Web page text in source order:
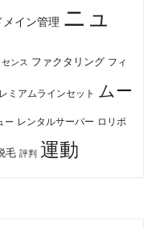
メイン管理 ニュ
ンス ファクタリング フィ
ミアムラインセット ムー
ー レンタルサーバー ロリポ
毛 評判 運動